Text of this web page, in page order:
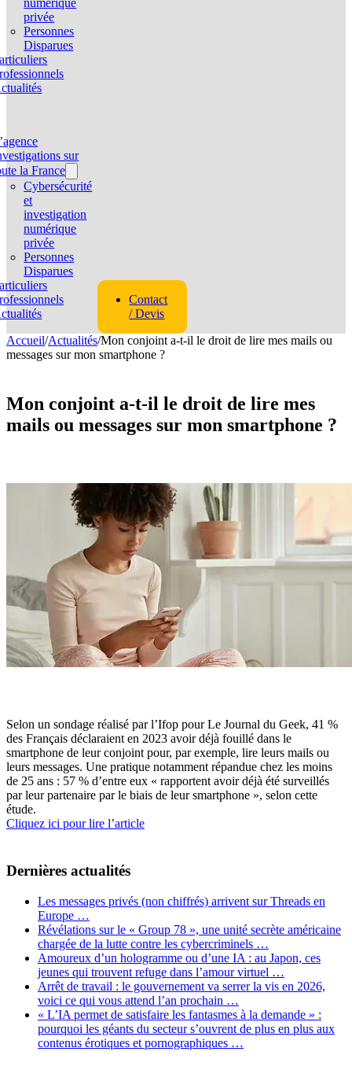
numérique
privée
Personnes
Disparues
sur
la France
Cybersécurité
et
investigation
numérique
privée
Personnes
Disparues
Contact
/ Devis
Accueil/Actualités/Mon conjoint a-t-il le droit de lire mes mails ou
messages sur mon smartphone ?
Mon conjoint a-t-il le droit de lire mes
mails ou messages sur mon smartphone ?
Selon un sondage réalisé par l’Ifop pour Le Journal du Geek, 41 %
des Français déclaraient en 2023 avoir déjà fouillé dans le
smartphone de leur conjoint pour, par exemple, lire leurs mails ou
leurs messages. Une pratique notamment répandue chez les moins
de 25 ans : 57 % d’entre eux « rapportent avoir déjà été surveillés
par leur partenaire par le biais de leur smartphone », selon cette
étude.
Cliquez ici pour lire l’article
Dernières actualités
Les messages privés (non chiffrés) arrivent sur Threads en
Europe …
Révélations sur le « Group 78 », une unité secrète américaine
chargée de la lutte contre les cybercriminels …
Amoureux d’un hologramme ou d’une IA : au Japon, ces
jeunes qui trouvent refuge dans l’amour virtuel …
Arrêt de travail : le gouvernement va serrer la vis en 2026,
voici ce qui vous attend l’an prochain …
« L’IA permet de satisfaire les fantasmes à la demande » :
pourquoi les géants du secteur s’ouvrent de plus en plus aux
contenus érotiques et pornographiques …